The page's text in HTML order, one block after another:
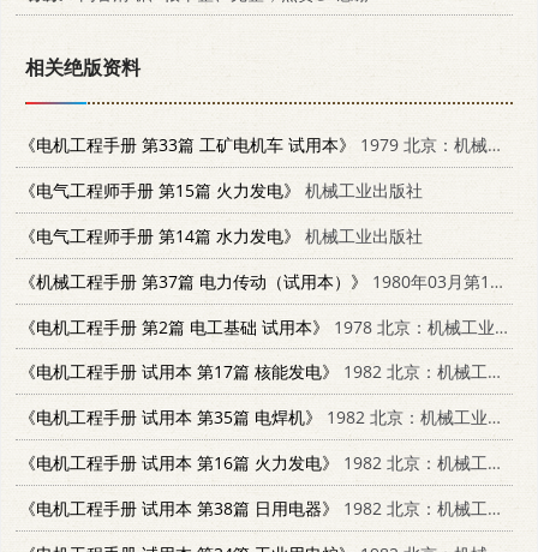
相关绝版资料
《电机工程手册 第33篇 工矿电机车 试用本》 1979 北京：机械工业出版社
《电气工程师手册 第15篇 火力发电》
机械工业出版社
《电气工程师手册 第14篇 水力发电》
机械工业出版社
《机械工程手册 第37篇 电力传动（试用本）》
1980年03月第1版 机械工业出版社
《电机工程手册 第2篇 电工基础 试用本》
1978 北京：机械工业出版社 15033·4477
《电机工程手册 试用本 第17篇 核能发电》
1982 北京：机械工业出版社 15033·4670
《电机工程手册 试用本 第35篇 电焊机》
1982 北京：机械工业出版社 15033·4673
《电机工程手册 试用本 第16篇 火力发电》
1982 北京：机械工业出版社 15033·4669
《电机工程手册 试用本 第38篇 日用电器》
1982 北京：机械工业出版社 15033·4641